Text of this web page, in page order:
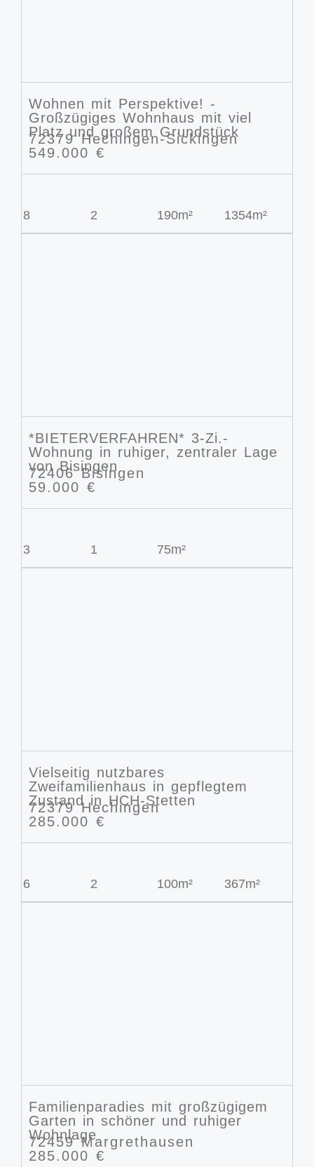
Wohnen mit Perspektive! -
Großzügiges Wohnhaus mit viel
Platz und großem Grundstück
72379 Hechingen-Sickingen
549.000 €
8 2 190m² 1354m²
*BIETERVERFAHREN* 3-Zi.-
Wohnung in ruhiger, zentraler Lage
von Bisingen
72406 Bisingen
59.000 €
3 1 75m²
Vielseitig nutzbares
Zweifamilienhaus in gepflegtem
Zustand in HCH-Stetten
72379 Hechingen
285.000 €
6 2 100m² 367m²
Familienparadies mit großzügigem
Garten in schöner und ruhiger
Wohnlage
72459 Margrethausen
285.000 €